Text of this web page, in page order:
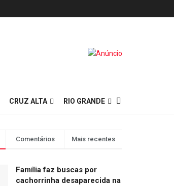
CRUZ ALTA RIO GRANDE
Comentários Mais recentes
Família faz buscas por
cachorrinha desaparecida na